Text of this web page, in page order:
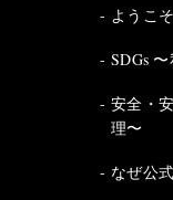
ようこ
SDGs
安全・
理〜
なぜ公